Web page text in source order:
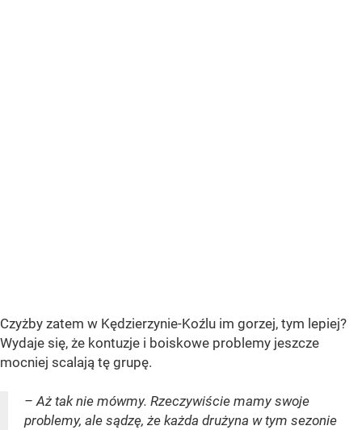
Czyżby zatem w Kędzierzynie-Koźlu im gorzej, tym lepiej?
Wydaje się, że kontuzje i boiskowe problemy jeszcze
mocniej scalają tę grupę.
– Aż tak nie mówmy. Rzeczywiście mamy swoje
problemy, ale sądzę, że każda drużyna w tym sezonie